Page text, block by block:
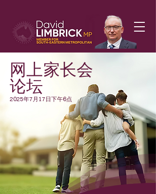
网上家长会
论坛
2025年7月17日下午6点